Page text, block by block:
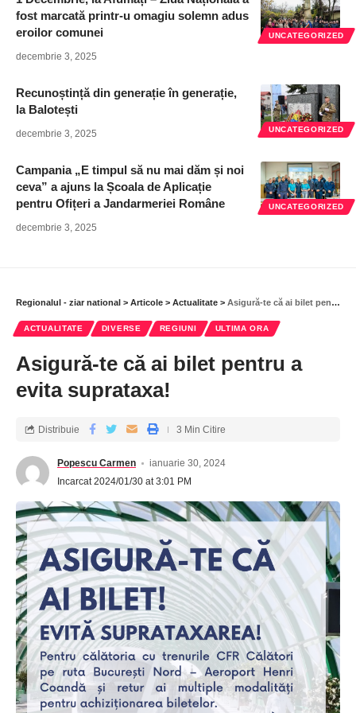
UNCATEGORIZED
fost marcată printr-u omagiu solemn adus
eroilor comunei
decembrie 3, 2025
UNCATEGORIZED
Recunoștință din generație în generație,
la Balotești
decembrie 3, 2025
UNCATEGORIZED
Campania „E timpul să nu mai dăm și noi
ceva” a ajuns la Școala de Aplicație
pentru Ofițeri a Jandarmeriei Române
decembrie 3, 2025
Regionalul - ziar national > Articole > Actualitate > Asigură-te că ai bilet pentru a evita suprataxa!
ACTUALITATE DIVERSE REGIUNI ULTIMA ORA
Asigură-te că ai bilet pentru a
evita suprataxa!
Popescu Carmen
ianuarie 30, 2024
Incarcat 2024/01/30 at 3:01 PM
Distribuie 3 Min Citire